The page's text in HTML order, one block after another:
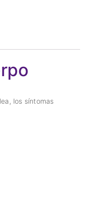
los síntomas